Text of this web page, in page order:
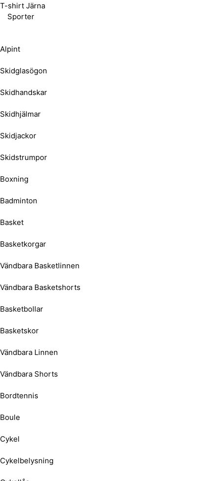
T-shirt Järna
Sporter
Alpint
Skidglasögon
Skidhandskar
Skidhjälmar
Skidjackor
Skidstrumpor
Boxning
Badminton
Basket
Basketkorgar
Vändbara Basketlinnen
Vändbara Basketshorts
Basketbollar
Basketskor
Vändbara Linnen
Vändbara Shorts
Bordtennis
Boule
Cykel
Cykelbelysning